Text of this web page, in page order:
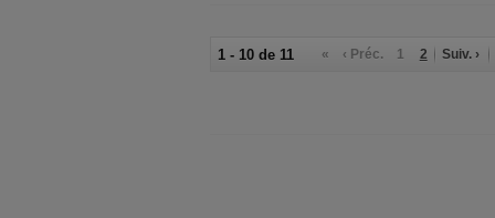
1 - 10 de 11 « ‹ Préc. 1 2 Suiv. ›